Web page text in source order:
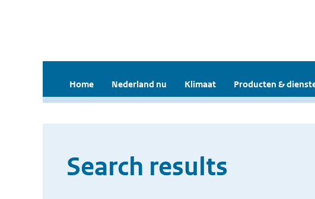
Home Nederland nu Klimaat Producten &
Search results